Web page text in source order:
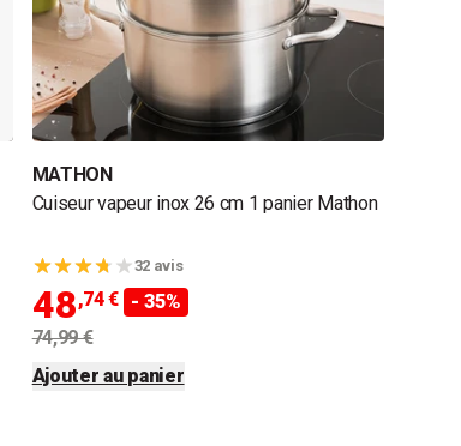
MATHON
Cuiseur vapeur inox 26 cm 1 panier Mathon
32 avis
48,74 € - 35%
74,99 €
Ajouter au panier